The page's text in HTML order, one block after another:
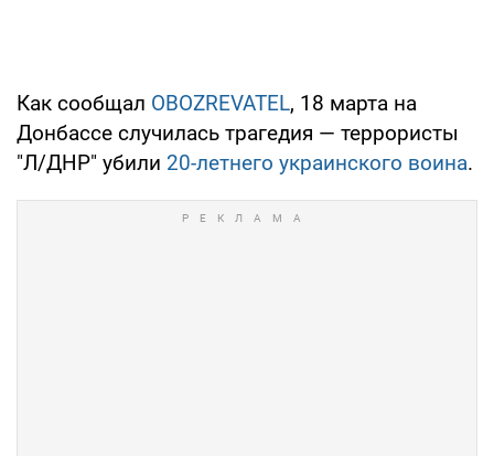
Как сообщал OBOZREVATEL, 18 марта на
Донбассе случилась трагедия — террористы
"Л/ДНР" убили 20-летнего украинского воина.